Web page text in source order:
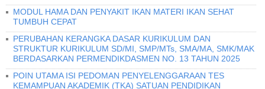
MODUL HAMA DAN PENYAKIT IKAN MATERI IKAN SEHAT
TUMBUH CEPAT
PERUBAHAN KERANGKA DASAR KURIKULUM DAN
STRUKTUR KURIKULUM SD/MI, SMP/MTs, SMA/MA, SMK/MAK
BERDASARKAN PERMENDIKDASMEN NO. 13 TAHUN 2025
POIN UTAMA ISI PEDOMAN PENYELENGGARAAN TES
KEMAMPUAN AKADEMIK (TKA) SATUAN PENDIDIKAN